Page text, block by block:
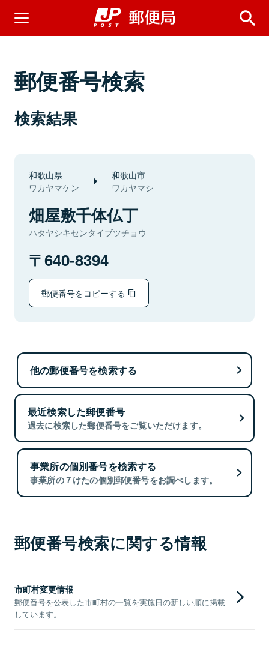
郵便番号検索
検索結果
和歌山県
ワカヤマケン
和歌山市
ワカヤマシ
畑屋敷千体仏丁
ハタヤシキセンタイブツチョウ
640-8394
郵便番号をコピーする
他の郵便番号を検索する
最近検索した郵便番号
過去に検索した郵便番号をご覧いただけます。
事業所の個別番号を検索する
事業所の７けたの個別郵便番号をお調べします。
郵便番号検索に関する情報
市町村変更情報
郵便番号を公表した市町村の一覧を実施日の新しい順に掲載
しています。